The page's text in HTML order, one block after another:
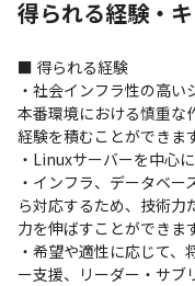
得られる経験・
■ 得られる経験
・社会インフラ性の高い
本番環境における慎重な
経験を積むことができま
・Linuxサーバーを中心
・インフラ、データベ
ら対応するため、技術力
力を伸ばすことができま
・希望や適性に応じて
ー支援、リーダー・サブ